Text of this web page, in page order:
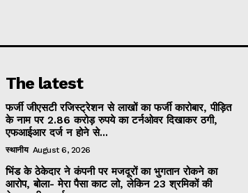
The latest
फर्जी जीएसटी रजिस्ट्रेशन से लाखों का फर्जी कारोबार, पीड़ित
के नाम पर 2.86 करोड़ रुपये का टर्नओवर दिखाकर ठगी,
एफआईआर दर्ज न होने से...
स्थानीय August 6, 2026
भिंड के ठेकेदार ने कंपनी पर मजदूरों का भुगतान रोकने का
आरोप, बोला- मेरा पैसा काट लो, लेकिन 23 श्रमिकों की